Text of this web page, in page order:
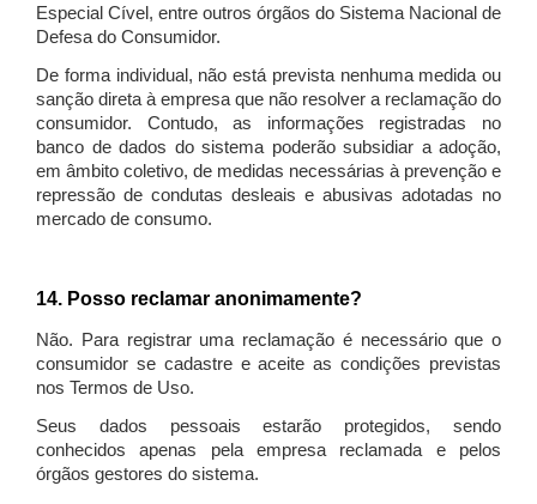
Especial Cível, entre outros órgãos do Sistema Nacional de
Defesa do Consumidor.
De forma individual, não está prevista nenhuma medida ou
sanção direta à empresa que não resolver a reclamação do
consumidor. Contudo, as informações registradas no
banco de dados do sistema poderão subsidiar a adoção,
em âmbito coletivo, de medidas necessárias à prevenção e
repressão de condutas desleais e abusivas adotadas no
mercado de consumo.
14. Posso reclamar anonimamente?
Não. Para registrar uma reclamação é necessário que o
consumidor se cadastre e aceite as condições previstas
nos Termos de Uso.
Seus dados pessoais estarão protegidos, sendo
conhecidos apenas pela empresa reclamada e pelos
órgãos gestores do sistema.